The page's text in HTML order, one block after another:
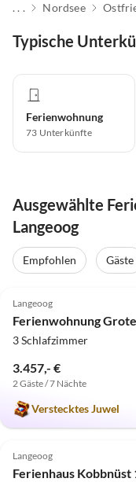
. . . Nordsee
Typische
Ferienwohnung
73 Unterkünfte
Ausgewählte
Langeoog
Empfohlen Gäste
Langeoog
3 Schlafzimmer
3.457,- €
2 Gäste / 7 Nächte
Verstecktes Juwel
5.0 (7)
Langeoog
Ferienhaus Kobbnüst